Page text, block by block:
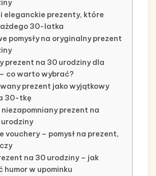
eleganckie prezenty, które
30-latka
pomysły na oryginalny prezent
prezent na 30 urodziny dla
co warto wybrać?
prezent jako wyjątkowy
30-tkę
prezent na
vouchery – pomysł na prezent,
na 30 urodziny – jak
w upominku